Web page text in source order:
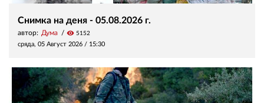
Снимка на деня - 05.08.2026 г.
автор: Дума visibility 5152
сряда, 05 Август 2026 / 15:30